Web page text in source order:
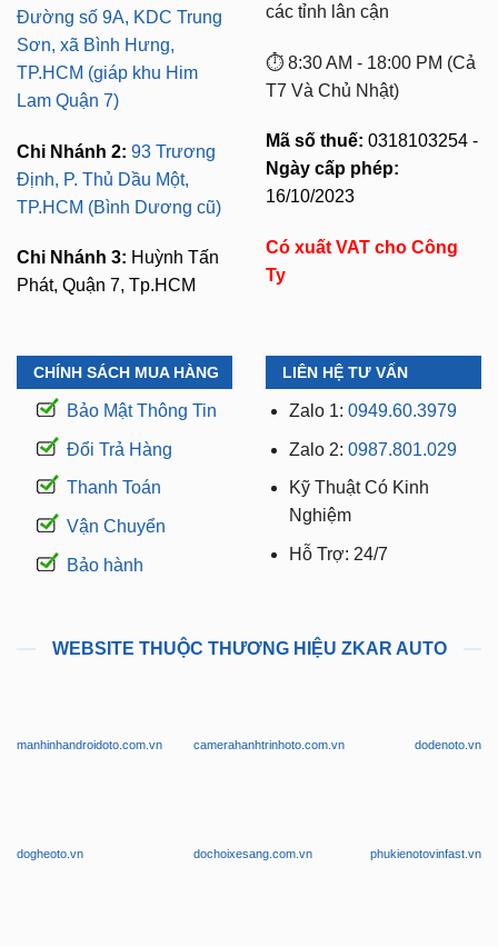
Đường số 9A, KDC Trung
Sơn, xã Bình Hưng,
TP.HCM (giáp khu Him
Lam Quận 7)
Chi Nhánh 2: 93 Trương
Định, P. Thủ Dầu Một,
TP.HCM (Bình Dương cũ)
Chi Nhánh 3: Huỳnh Tấn
Phát, Quận 7, Tp.HCM
các tỉnh lân cận
⏱️ 8:30 AM - 18:00 PM (Cả
T7 Và Chủ Nhật)
Mã số thuế: 0318103254 -
Ngày cấp phép:
16/10/2023
Có xuất VAT cho Công
Ty
CHÍNH SÁCH MUA HÀNG
Bảo Mật Thông Tin
Đổi Trả Hàng
Thanh Toán
Vận Chuyển
Bảo hành
LIÊN HỆ TƯ VẤN
Zalo 1: 0949.60.3979
Zalo 2: 0987.801.029
Kỹ Thuật Có Kinh
Nghiệm
Hỗ Trợ: 24/7
WEBSITE THUỘC THƯƠNG HIỆU ZKAR AUTO
manhinhandroidoto.com.vn camerahanhtrinhoto.com.vn dodenoto.vn
dogheoto.vn dochoixesang.com.vn phukienotovinfast.vn